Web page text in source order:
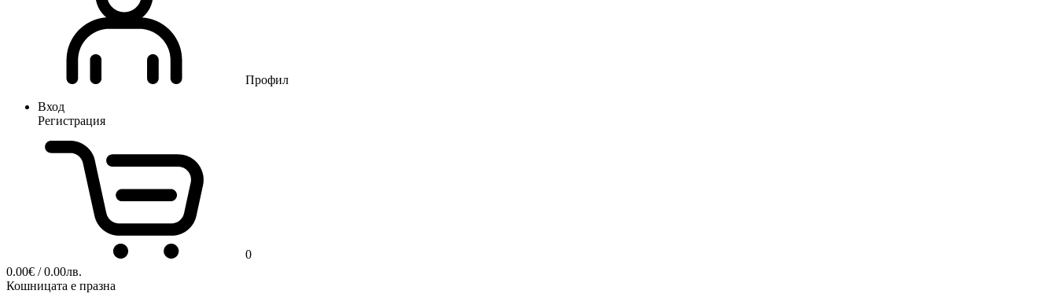
Профил
Вход
Регистрация
0
0.00€ / 0.00лв.
Кошницата е празна